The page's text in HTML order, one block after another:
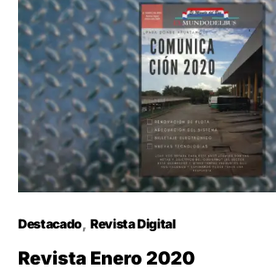
Destacado Revista Digital
Revista Enero 2020